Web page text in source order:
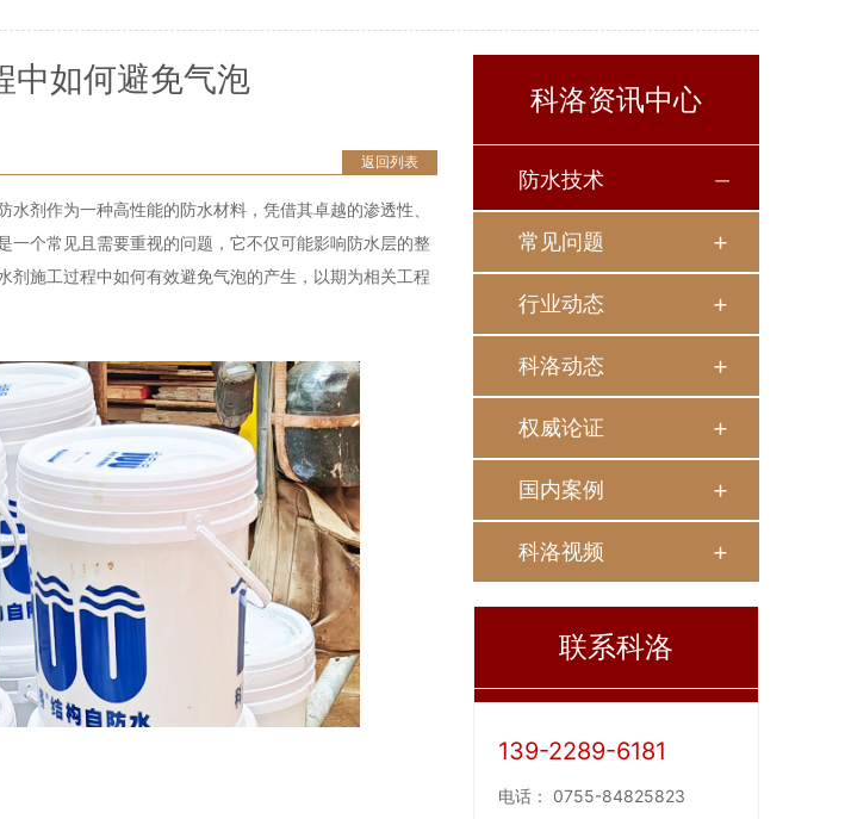
中如何避免气泡
返回列表
剂作为一种高性能的防水材料，凭借其卓越的渗透性、
个常见且需要重视的问题，它不仅可能影响防水层的整
施工过程中如何有效避免气泡的产生，以期为相关工程
科洛资讯中心
防水技术
常见问题
行业动态
科洛动态
权威论证
国内案例
科洛视频
联系科洛
139-2289-6181
电话： 0755-84825823